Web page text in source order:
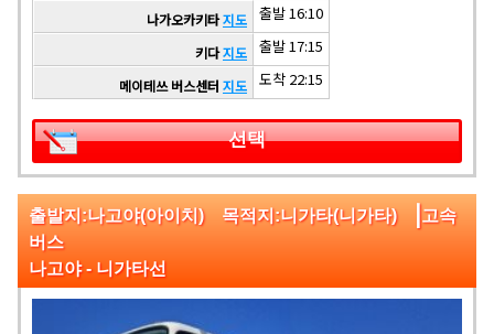
나가오카키타지도 출발 16:10
키다지도 출발 17:15
메이테쓰 버스센터 지도 도착 22:15
선택
출발지:나고야(아이치) 목적지:니가타(니가타) |고속
버스
나고야 - 니가타선